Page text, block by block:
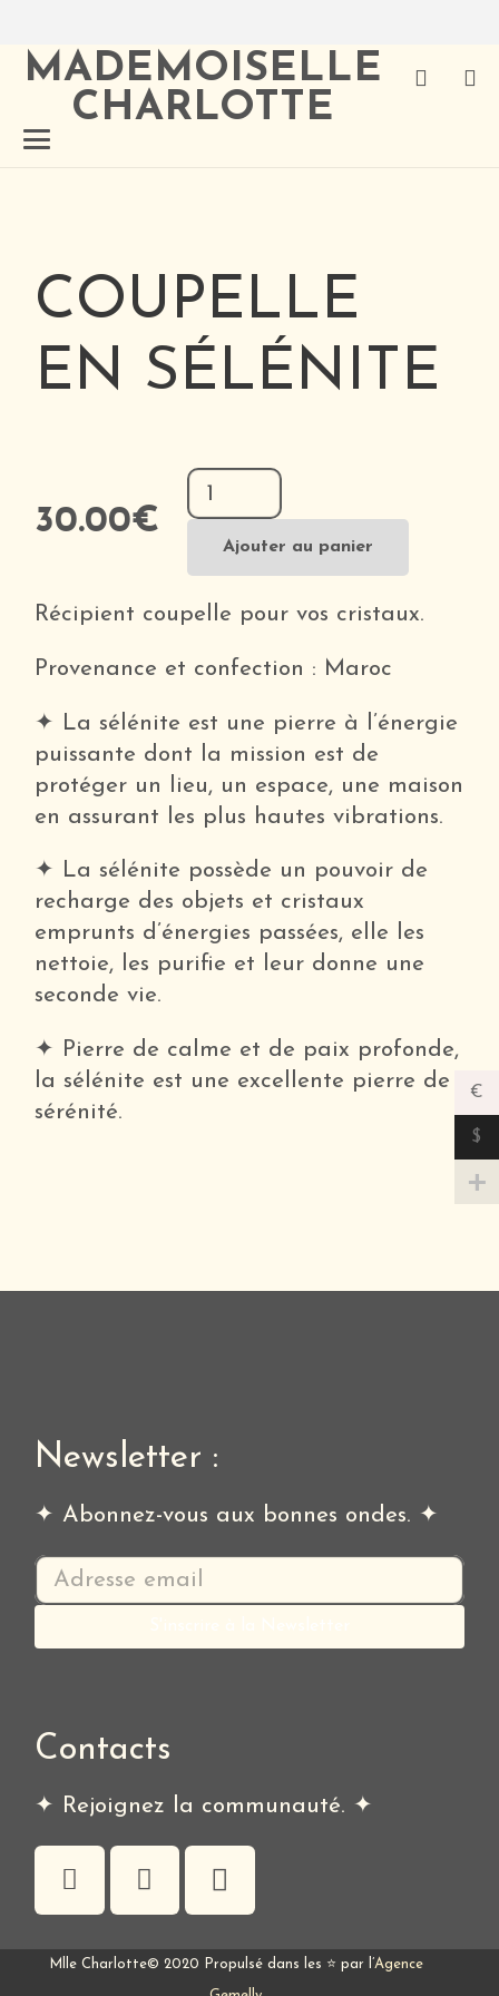
MADEMOISELLE
CHARLOTTE
COUPELLE
EN SÉLÉNITE
30.00€
quantité
de
Coupelle
en
Sélénite
Ajouter au panier
Récipient coupelle pour vos cristaux.
Provenance et confection : Maroc
✦ La sélénite est une pierre à l’énergie
puissante dont la mission est de
protéger un lieu, un espace, une maison
en assurant les plus hautes vibrations.
✦ La sélénite possède un pouvoir de
recharge des objets et cristaux
emprunts d’énergies passées, elle les
nettoie, les purifie et leur donne une
seconde vie.
✦ Pierre de calme et de paix profonde,
la sélénite est une excellente pierre de
sérénité.
Newsletter :
✦ Abonnez-vous aux bonnes ondes. ✦
Contacts
✦ Rejoignez la communauté. ✦
Mlle Charlotte© 2020 Propulsé dans les ⭐ par l’ Agence
€
$